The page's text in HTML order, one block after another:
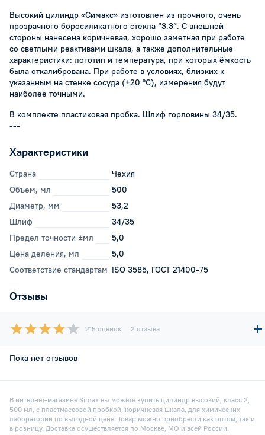
Высокий цилиндр «Симакс» изготовлен из прочного, очень
прозрачного боросиликатного стекла “3.3”. С внешней
стороны нанесена коричневая, хорошо заметная при работе
со светлыми реактивами шкала, а также дополнительные
характеристики: логотип и температура, при которых ёмкость
была откалибрована. При работе в условиях, близких к
указанным на стенке сосуда (+20 °С), измерения будут
наиболее точными.
В комплекте пластиковая пробка. Шлиф горловины 34/35.
---
Характеристики
Страна
Чехия
Объем, мл
500
Диаметр, мм
53,2
Шлиф
34/35
Предел точности ±мл
5,0
Цена деления, мл
5,0
Соответствие стандартам ISO 3585, ГОСТ 21400-75
Отзывы
215 оценок 2 отзыва
Пока нет отзывов
В интернет-магазине Simax вы можете купить цилиндр высокий, класс 2,
500 мл, с пластмассовой пробкой, коричневая шкала, для химических
лабораторий по выгодной цене. Товар можно приобрести как оптом, так и
в розницу. Доставка осуществляется по Москве, МО и всей России.